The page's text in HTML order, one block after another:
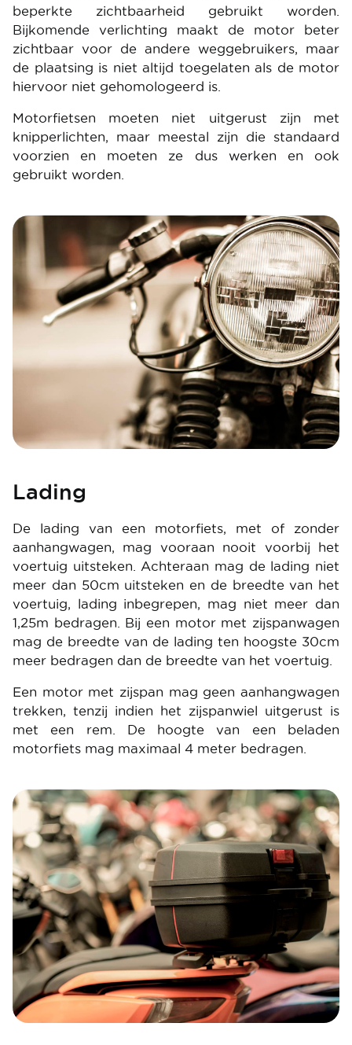
beperkte zichtbaarheid gebruikt worden.
Bijkomende verlichting maakt de motor beter
zichtbaar voor de andere weggebruikers, maar
de plaatsing is niet altijd toegelaten als de motor
hiervoor niet gehomologeerd is.
Motorfietsen moeten niet uitgerust zijn met
knipperlichten, maar meestal zijn die standaard
voorzien en moeten ze dus werken en ook
gebruikt worden.
Image
Lading
De lading van een motorfiets, met of zonder
aanhangwagen, mag vooraan nooit voorbij het
voertuig uitsteken. Achteraan mag de lading niet
meer dan 50cm uitsteken en de breedte van het
voertuig, lading inbegrepen, mag niet meer dan
1,25m bedragen. Bij een motor met zijspanwagen
mag de breedte van de lading ten hoogste 30cm
meer bedragen dan de breedte van het voertuig.
Een motor met zijspan mag geen aanhangwagen
trekken, tenzij indien het zijspanwiel uitgerust is
met een rem. De hoogte van een beladen
motorfiets mag maximaal 4 meter bedragen.
Image